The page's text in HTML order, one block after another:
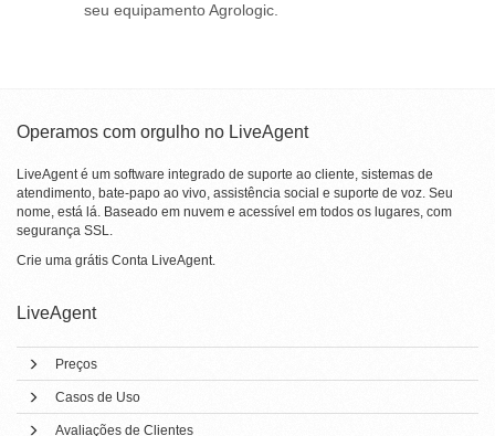
seu equipamento Agrologic.
Operamos com orgulho no LiveAgent
LiveAgent é um software integrado de suporte ao cliente, sistemas de
atendimento, bate-papo ao vivo, assistência social e suporte de voz. Seu
nome, está lá. Baseado em nuvem e acessível em todos os lugares, com
segurança SSL.
Crie uma grátis Conta LiveAgent.
LiveAgent
Preços
Casos de Uso
Avaliações de Clientes